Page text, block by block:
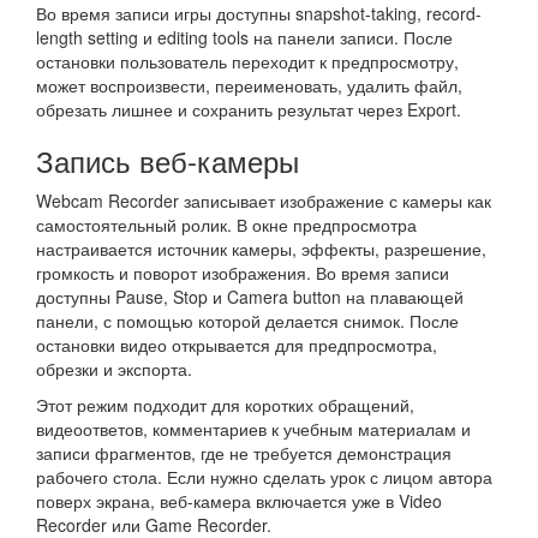
Во время записи игры доступны snapshot-taking, record-
length setting и editing tools на панели записи. После
остановки пользователь переходит к предпросмотру,
может воспроизвести, переименовать, удалить файл,
обрезать лишнее и сохранить результат через Export.
Запись веб-камеры
Webcam Recorder записывает изображение с камеры как
самостоятельный ролик. В окне предпросмотра
настраивается источник камеры, эффекты, разрешение,
громкость и поворот изображения. Во время записи
доступны Pause, Stop и Camera button на плавающей
панели, с помощью которой делается снимок. После
остановки видео открывается для предпросмотра,
обрезки и экспорта.
Этот режим подходит для коротких обращений,
видеоответов, комментариев к учебным материалам и
записи фрагментов, где не требуется демонстрация
рабочего стола. Если нужно сделать урок с лицом автора
поверх экрана, веб-камера включается уже в Video
Recorder или Game Recorder.